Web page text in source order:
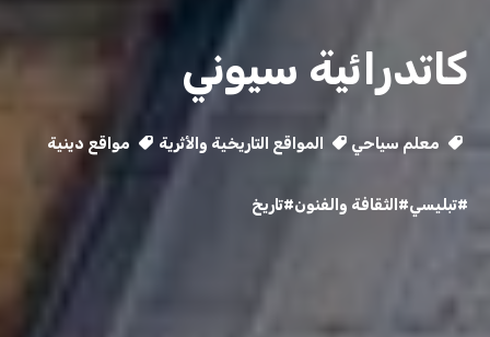
كاتدرائية سيوني
معلم سياحي المواقع التاريخية والأثرية مواقع دينية
#تبليسي#الثقافة والفنون#تاريخ